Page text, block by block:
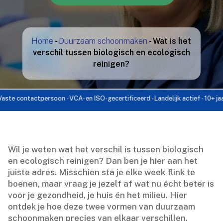
Home - Duurzaam schoonmaken -Wat is het
verschil tussen biologisch en ecologisch
reinigen?
- VCA- en ISO-gecertificeerd - Landelijk actief - 10+ jaar
Wil je weten wat het verschil is tussen biologisch
en ecologisch reinigen? Dan ben je hier aan het
juiste adres.​ Misschien sta je elke week flink te
boenen, maar vraag je jezelf af wat nu écht beter is
voor je gezondheid, je huis én het milieu.​ Hier
ontdek je hoe deze twee vormen van duurzaam
schoonmaken precies van elkaar verschillen.​